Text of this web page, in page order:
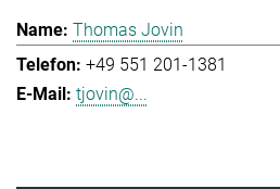
Thomas Jovin
+49 551 201-1381
tjovin@...